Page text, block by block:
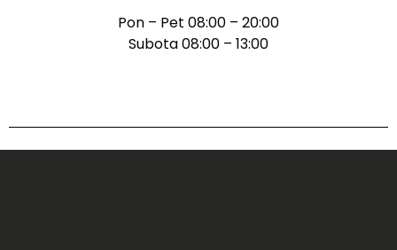
Pon – Pet 08:00 – 20:00
Subota 08:00 – 13:00